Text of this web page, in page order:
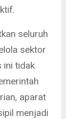
seluruh
sektor
ini tidak
aparat
menjadi